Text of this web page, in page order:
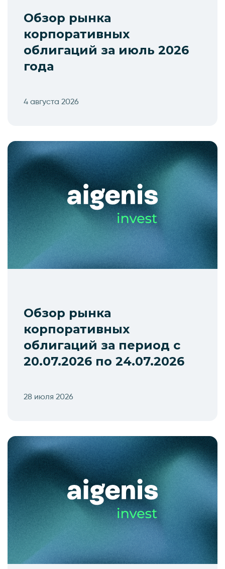
Обзор рынка
корпоративных
облигаций за июль 2026
года
4 августа 2026
Обзор рынка
корпоративных
облигаций за период с
20.07.2026 по 24.07.2026
28 июля 2026